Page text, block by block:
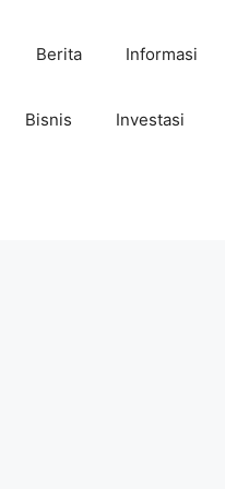
Berita Informasi
Bisnis Investasi